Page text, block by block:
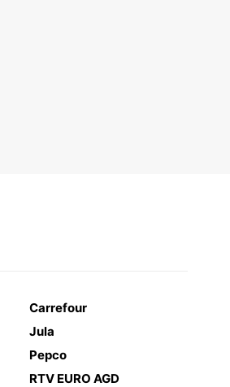
Carrefour
Jula
Pepco
RTV EURO AGD